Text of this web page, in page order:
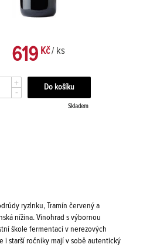
619 Kč/ ks
+
-
Skladem
ryzlnku, Tramín červený a
nížina. Vinohrad s výbornou
škole fermentací v nerezových
i starší ročníky mají v sobě autentický